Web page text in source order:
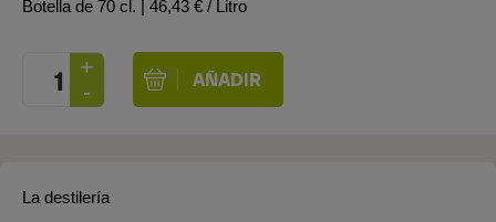
Botella de 70 cl. | 46,43 € / Litro
La destilería